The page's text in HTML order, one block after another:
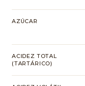
AZÚCAR
ACIDEZ TOTAL
(TARTÁRICO)